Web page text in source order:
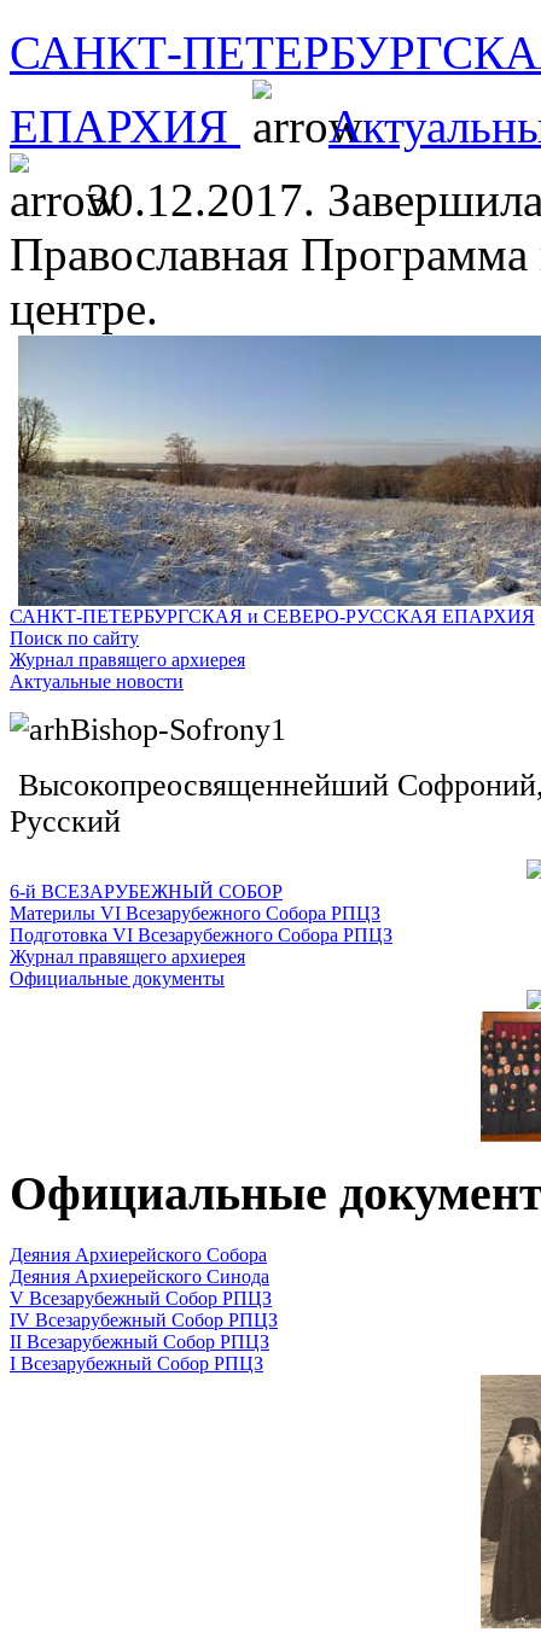
САНКТ-
ЕПАРХИЯ
30.12.2017.
Православная
центре.
САНКТ-ПЕТЕРБУРГСКАЯ и СЕВЕРО-РУССКАЯ ЕПАРХИЯ
Поиск по сайту
Журнал правящего архиерея
Актуальные новости
Высокопреосвященнейший
Русский
6-й ВСЕЗАРУБЕЖНЫЙ СОБОР
Материлы VI Всезарубежного Собора РПЦЗ
Подготовка VI Всезарубежного Собора РПЦЗ
Журнал правящего архиерея
Официальные документы
Официальные
Деяния Архиерейского Собора
Деяния Архиерейского Синода
V Всезарубежный Собор РПЦЗ
IV Всезарубежный Собор РПЦЗ
II Всезарубежный Собор РПЦЗ
I Всезарубежный Собор РПЦЗ